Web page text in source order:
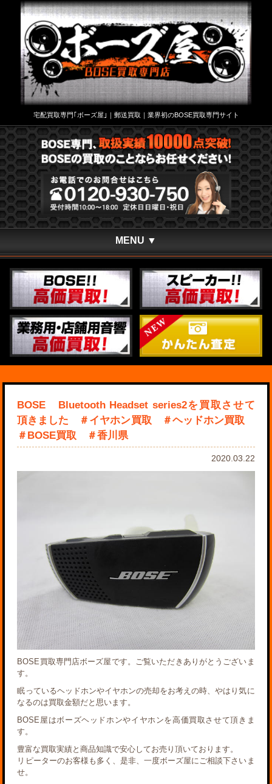
宅配買取専門｢ボーズ屋｣｜郵送買取｜業界初のBOSE買取専門サイト
MENU ▼
BOSE Bluetooth Headset series2を買取させて
頂きました ＃イヤホン買取 ＃ヘッドホン買取
＃BOSE買取 ＃香川県
2020.03.22
BOSE買取専門店ボーズ屋です。ご覧いただきありがとうございま
す。
眠っているヘッドホンやイヤホンの売却をお考えの時、やはり気に
なるのは買取金額だと思います。
BOSE屋はボーズヘッドホンやイヤホンを高価買取させて頂きま
す。
豊富な買取実績と商品知識で安心してお売り頂いております。
リピーターのお客様も多く、是非、一度ボーズ屋にご相談下さいま
せ。